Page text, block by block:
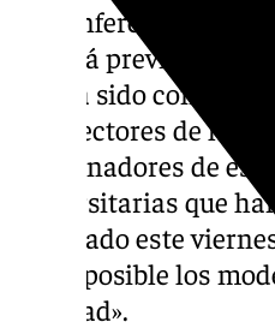
La Conferencia de
reunirá
que ha sido
vicerrectores de las
coordinadores de
universitarias que
finalizado este
antes posible los
Navidad».